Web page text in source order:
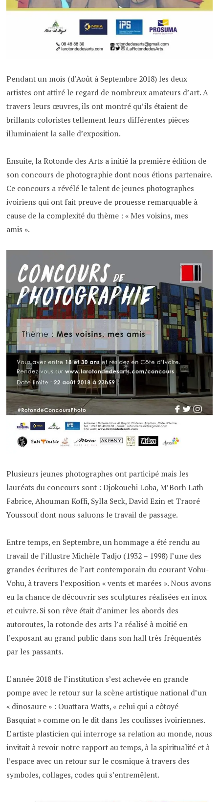
Pendant un mois (d’Août à Septembre 2018) les deux
artistes ont attiré le regard de nombreux amateurs d’art. A
travers leurs œuvres, ils ont montré qu’ils étaient de
brillants coloristes tellement leurs différentes pièces
illuminaient la salle d’exposition.
Ensuite, la Rotonde des Arts a initié la première édition de
son concours de photographie dont nous étions partenaire.
Ce concours a révélé le talent de jeunes photographes
ivoiriens qui ont fait preuve de prouesse remarquable à
cause de la complexité du thème : « Mes voisins, mes
amis ».
Plusieurs jeunes photographes ont participé mais les
lauréats du concours sont : Djokouehi Loba, M’Borh Lath
Fabrice, Ahouman Koffi, Sylla Seck, David Ezin et Traoré
Youssouf dont nous saluons le travail de passage.
Entre temps, en Septembre, un hommage a été rendu au
travail de l’illustre Michèle Tadjo (1932 – 1998) l’une des
grandes écritures de l’art contemporain du courant Vohu-
Vohu, à travers l’exposition « vents et marées ». Nous avons
eu la chance de découvrir ses sculptures réalisées en inox
et cuivre. Si son rêve était d’animer les abords des
autoroutes, la rotonde des arts l’a réalisé à moitié en
l’exposant au grand public dans son hall très fréquentés
par les passants.
L’année 2018 de l’institution s’est achevée en grande
pompe avec le retour sur la scène artistique national d’un
« dinosaure » : Ouattara Watts, « celui qui a côtoyé
Basquiat » comme on le dit dans les coulisses ivoiriennes.
L’artiste plasticien qui interroge sa relation au monde, nous
invitait à revoir notre rapport au temps, à la spiritualité et à
l’espace avec un retour sur le cosmique à travers des
symboles, collages, codes qui s’entremêlent.